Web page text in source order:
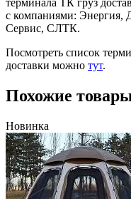
с компаниями:
Сервис, СЛТК.
Посмотреть список
доставки можно тут.
Похожие
Новинка